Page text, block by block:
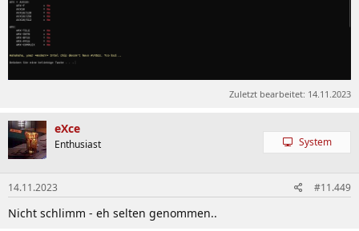
Zuletzt bearbeitet: 14.11.2023
eXce
Enthusiast System
14.11.2023 #11.449
Nicht schlimm - eh selten genommen..